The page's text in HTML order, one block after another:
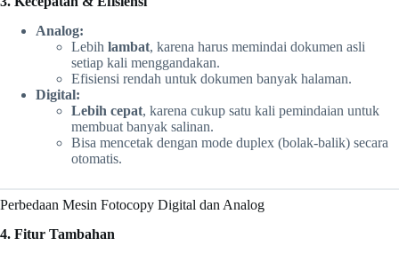
Analog:
Lebih lambat, karena harus memindai dokumen asli
setiap kali menggandakan.
Efisiensi rendah untuk dokumen banyak halaman.
Digital:
Lebih cepat, karena cukup satu kali pemindaian untuk
membuat banyak salinan.
Bisa mencetak dengan mode duplex (bolak-balik) secara
otomatis.
Perbedaan Mesin Fotocopy Digital dan Analog
4. Fitur Tambahan